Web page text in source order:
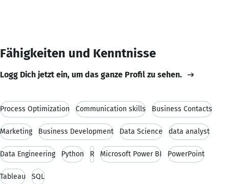
Fähigkeiten und Kenntnisse
Logg Dich jetzt ein, um das ganze Profil zu sehen.
Process Optimization Communication skills Business Contacts
Marketing Business Development Data Science data analyst
Data Engineering Python R Microsoft Power BI PowerPoint
Tableau SQL